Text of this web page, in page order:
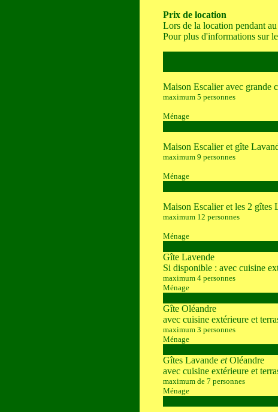
Prix de location
Lors de la location pendant
Pour plus d'informations sur
Maison Escalier avec grande
maximum 5 personnes
Ménage
Maison Escalier et gîte
maximum 9 personnes
Ménage
Maison Escalier et les 2 gîtes
maximum 12 personnes
Ménage
Gîte Lavende
Si disponible : avec cuisine
maximum 4 personnes
Ménage
Gîte Oléandre
avec cuisine extérieure et
maximum 3 personnes
Ménage
Gîtes Lavande etOléandre
avec cuisine extérieure et
maximum de 7 personnes
Ménage